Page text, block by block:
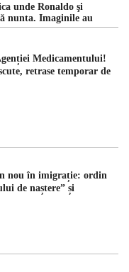
unde Ronaldo şi
nunta. Imaginile au
Medicamentului!
retrase temporar de
nou în imigrație: ordin
de naștere” și